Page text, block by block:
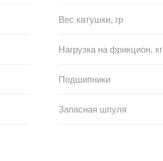
Вес катушки, гр
Нагрузка на фрикцион, кг
Подшипники
Запасная шпуля